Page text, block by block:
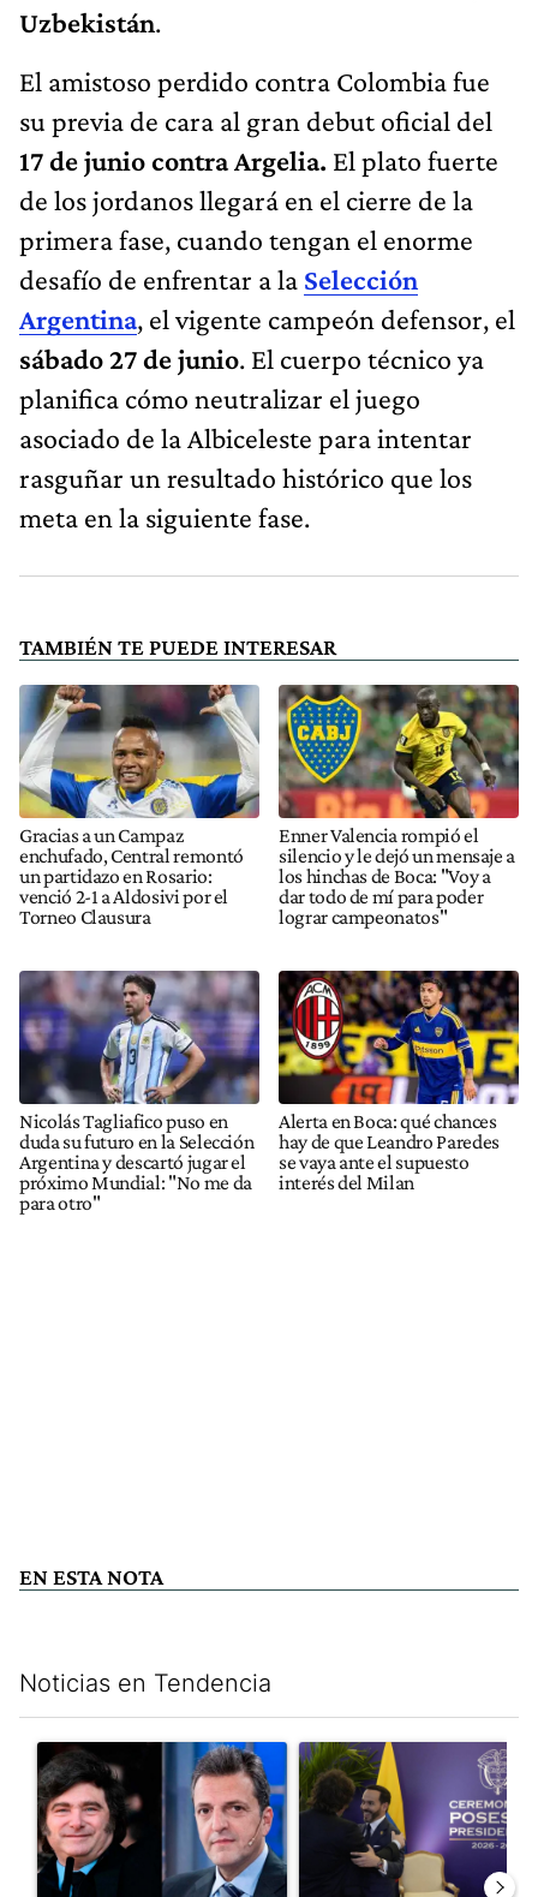
Uzbekistán.
El amistoso perdido contra Colombia fue
su previa de cara al gran debut oficial del
17 de junio contra Argelia. El plato fuerte
de los jordanos llegará en el cierre de la
primera fase, cuando tengan el enorme
desafío de enfrentar a la Selección
Argentina, el vigente campeón defensor, el
sábado 27 de junio. El cuerpo técnico ya
planifica cómo neutralizar el juego
asociado de la Albiceleste para intentar
rasguñar un resultado histórico que los
meta en la siguiente fase.
TAMBIÉN TE PUEDE INTERESAR
Gracias a un Campaz
enchufado, Central remontó
un partidazo en Rosario:
venció 2-1 a Aldosivi por el
Torneo Clausura
Enner Valencia rompió el
silencio y le dejó un mensaje a
los hinchas de Boca: "Voy a
dar todo de mí para poder
lograr campeonatos"
Nicolás Tagliafico puso en
duda su futuro en la Selección
Argentina y descartó jugar el
próximo Mundial: "No me da
para otro"
Alerta en Boca: qué chances
hay de que Leandro Paredes
se vaya ante el supuesto
interés del Milan
EN ESTA NOTA
Noticias en Tendencia
Un artículo de tendencia con el título "Los gobernadores
Un artículo de tendencia con